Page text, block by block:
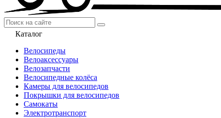
Каталог
Велосипеды
Велоаксессуары
Велозапчасти
Велосипедные колёса
Камеры для велосипедов
Покрышки для велосипедов
Самокаты
Электротранспорт